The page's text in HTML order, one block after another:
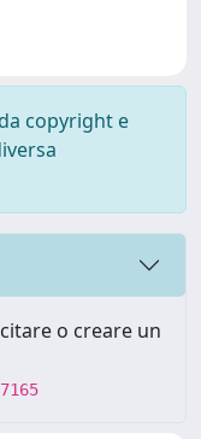
copyright e
o creare un